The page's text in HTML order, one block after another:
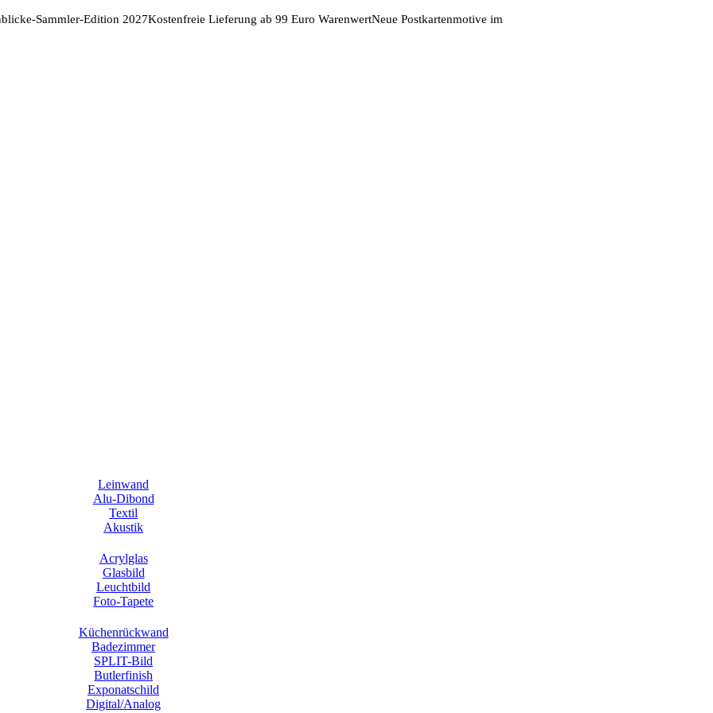
Sammler-Edition 2027Kostenfreie Lieferung ab 99 Euro WarenwertNeue Postkartenmotive im
Leinwand
Alu-Dibond
Textil
Akustik
Acrylglas
Glasbild
Leuchtbild
Foto-Tapete
Küchenrückwand
Badezimmer
SPLIT-Bild
Butlerfinish
Exponatschild
Digital/Analog